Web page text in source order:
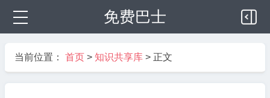
免费巴士
当前位置： 首页 > 知识共享库 > 正文